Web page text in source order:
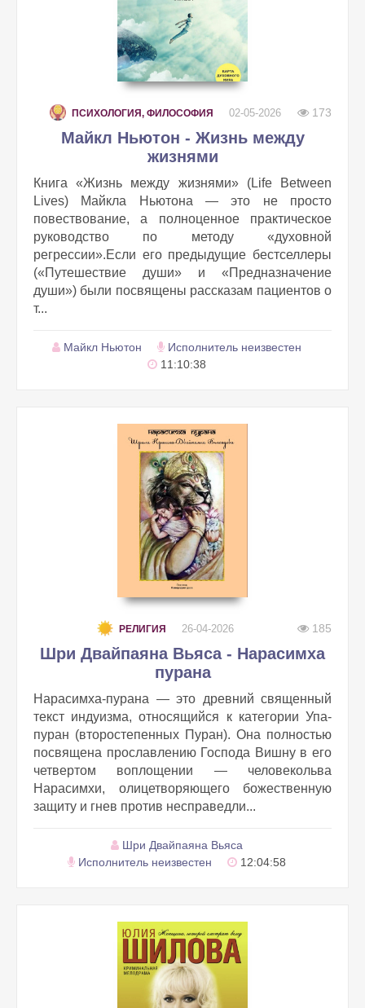
ПСИХОЛОГИЯ, ФИЛОСОФИЯ 02-05-2026 173
Майкл Ньютон - Жизнь между
жизнями
Книга «Жизнь между жизнями» (Life Between
Lives) Майкла Ньютона — это не просто
повествование, а полноценное практическое
руководство по методу «духовной
регрессии».Если его предыдущие бестселлеры
(«Путешествие души» и «Предназначение
души») были посвящены рассказам пациентов о
т...
Майкл Ньютон
Исполнитель неизвестен
11:10:38
РЕЛИГИЯ 26-04-2026 185
Шри Двайпаяна Вьяса - Нарасимха
пурана
Нарасимха-пурана — это древний священный
текст индуизма, относящийся к категории Упа-
пуран (второстепенных Пуран). Она полностью
посвящена прославлению Господа Вишну в его
четвертом воплощении — человекольва
Нарасимхи, олицетворяющего божественную
защиту и гнев против несправедли...
Шри Двайпаяна Вьяса
Исполнитель неизвестен
12:04:58